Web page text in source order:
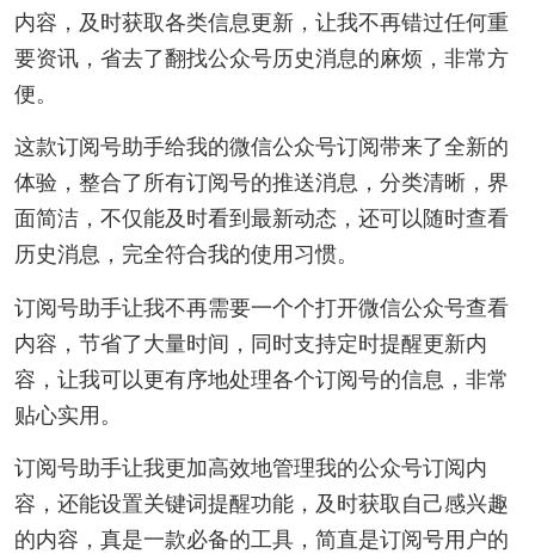
内容，及时获取各类信息更新，让我不再错过任何重
要资讯，省去了翻找公众号历史消息的麻烦，非常方
便。
这款订阅号助手给我的微信公众号订阅带来了全新的
体验，整合了所有订阅号的推送消息，分类清晰，界
面简洁，不仅能及时看到最新动态，还可以随时查看
历史消息，完全符合我的使用习惯。
订阅号助手让我不再需要一个个打开微信公众号查看
内容，节省了大量时间，同时支持定时提醒更新内
容，让我可以更有序地处理各个订阅号的信息，非常
贴心实用。
订阅号助手让我更加高效地管理我的公众号订阅内
容，还能设置关键词提醒功能，及时获取自己感兴趣
的内容，真是一款必备的工具，简直是订阅号用户的